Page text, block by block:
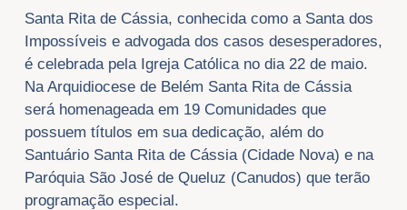
Santa Rita de Cássia, conhecida como a Santa dos
Impossíveis e advogada dos casos desesperadores,
é celebrada pela Igreja Católica no dia 22 de maio.
Na Arquidiocese de Belém Santa Rita de Cássia
será homenageada em 19 Comunidades que
possuem títulos em sua dedicação, além do
Santuário Santa Rita de Cássia (Cidade Nova) e na
Paróquia São José de Queluz (Canudos) que terão
programação especial.